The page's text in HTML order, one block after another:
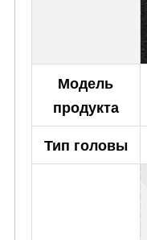
Модель
продукта
Тип головы